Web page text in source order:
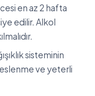
en az 2 hafta
edilir. Alkol
sisteminin
ve yeterli